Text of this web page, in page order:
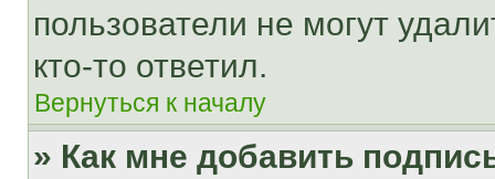
пользователи не могут
кто-то ответил.
Вернуться к началу
» Как мне добавить